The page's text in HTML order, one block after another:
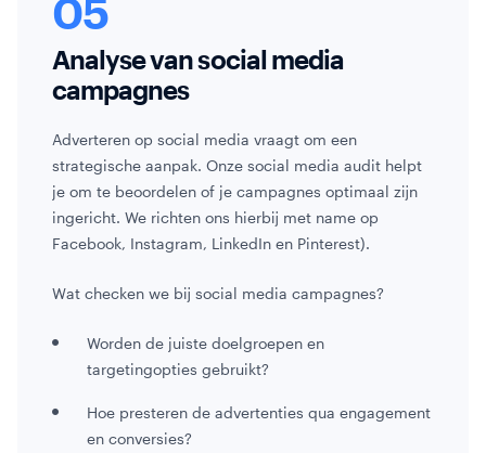
Analyse van social media
campagnes
Adverteren op social media vraagt om een
strategische aanpak. Onze social media audit helpt
je om te beoordelen of je campagnes optimaal zijn
ingericht. We richten ons hierbij met name op
Facebook, Instagram, LinkedIn en Pinterest).
Wat checken we bij social media campagnes?
Worden de juiste doelgroepen en
targetingopties gebruikt?
Hoe presteren de advertenties qua engagement
en conversies?